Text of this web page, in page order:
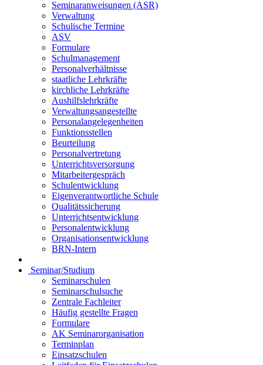
Seminaranweisungen (ASR)
Verwaltung
Schulische Termine
ASV
Formulare
Schulmanagement
Personalverhältnisse
staatliche Lehrkräfte
kirchliche Lehrkräfte
Aushilfslehrkräfte
Verwaltungsangestellte
Personalangelegenheiten
Funktionsstellen
Beurteilung
Personalvertretung
Unterrichtsversorgung
Mitarbeitergespräch
Schulentwicklung
Eigenverantwortliche Schule
Qualitätssicherung
Unterrichtsentwicklung
Personalentwicklung
Organisationsentwicklung
BRN-Intern
Seminar/Studium
Seminarschulen
Seminarschulsuche
Zentrale Fachleiter
Häufig gestellte Fragen
Formulare
AK Seminarorganisation
Terminplan
Einsatzschulen